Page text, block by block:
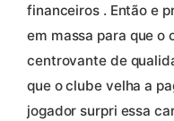
financeiros . Então e
em massa para que o
centrovante de
que o clube velha a
jogador surpri essa